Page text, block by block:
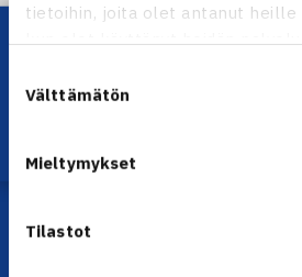
tietoihin, joita olet antanut heille
valinta
Välttämätön
Mieltymykset
Tilastot
Lataa OmaTennis!